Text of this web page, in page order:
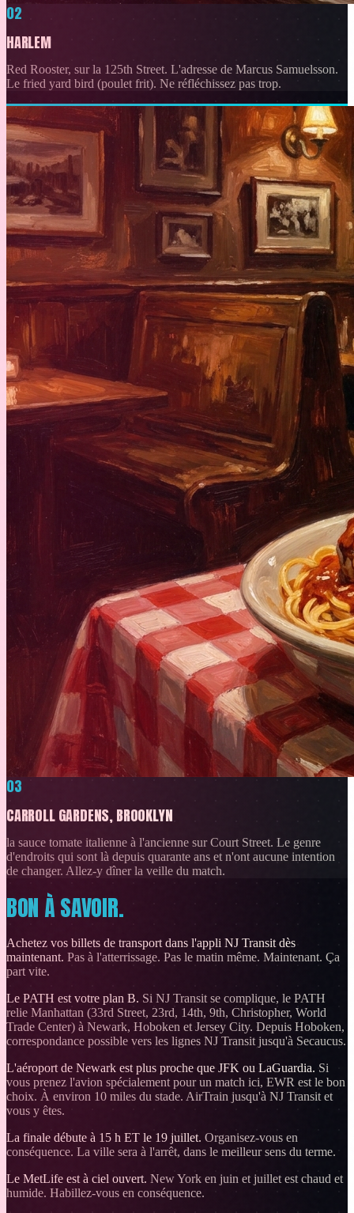
02
HARLEM
Red Rooster, sur la 125th Street. L'adresse de Marcus Samuelsson.
Le fried yard bird (poulet frit). Ne réfléchissez pas trop.
03
CARROLL GARDENS, BROOKLYN
la sauce tomate italienne à l'ancienne sur Court Street. Le genre
d'endroits qui sont là depuis quarante ans et n'ont aucune intention
de changer. Allez-y dîner la veille du match.
BON À SAVOIR.
Achetez vos billets de transport dans l'appli NJ Transit dès
maintenant. Pas à l'atterrissage. Pas le matin même. Maintenant. Ça
part vite.
Le PATH est votre plan B. Si NJ Transit se complique, le PATH
relie Manhattan (33rd Street, 23rd, 14th, 9th, Christopher, World
Trade Center) à Newark, Hoboken et Jersey City. Depuis Hoboken,
correspondance possible vers les lignes NJ Transit jusqu'à Secaucus.
L'aéroport de Newark est plus proche que JFK ou LaGuardia. Si
vous prenez l'avion spécialement pour un match ici, EWR est le bon
choix. À environ 10 miles du stade. AirTrain jusqu'à NJ Transit et
vous y êtes.
La finale débute à 15 h ET le 19 juillet. Organisez-vous en
conséquence. La ville sera à l'arrêt, dans le meilleur sens du terme.
Le MetLife est à ciel ouvert. New York en juin et juillet est chaud et
humide. Habillez-vous en conséquence.